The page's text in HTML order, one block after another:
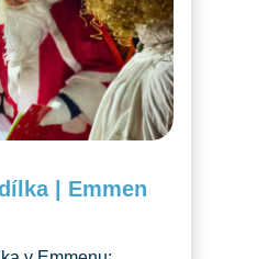
| Emmen